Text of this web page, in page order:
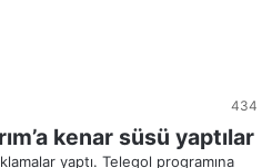
434
kenar süsü yaptılar
yaptı. Telegol programına